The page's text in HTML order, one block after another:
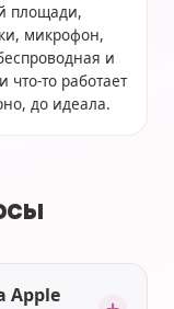
площади,
микрофон,
и
что-то работает
до идеала.
Apple